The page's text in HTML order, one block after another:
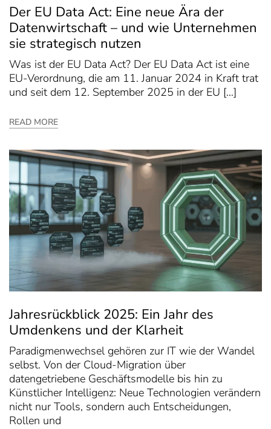
Der EU Data Act: Eine neue Ära der
Datenwirtschaft – und wie Unternehmen
sie strategisch nutzen
Was ist der EU Data Act? Der EU Data Act ist eine
EU-Verordnung, die am 11. Januar 2024 in Kraft trat
und seit dem 12. September 2025 in der EU […]
READ MORE
Jahresrückblick 2025: Ein Jahr des
Umdenkens und der Klarheit
Paradigmenwechsel gehören zur IT wie der Wandel
selbst. Von der Cloud-Migration über
datengetriebene Geschäftsmodelle bis hin zu
Künstlicher Intelligenz: Neue Technologien verändern
nicht nur Tools, sondern auch Entscheidungen,
Rollen und